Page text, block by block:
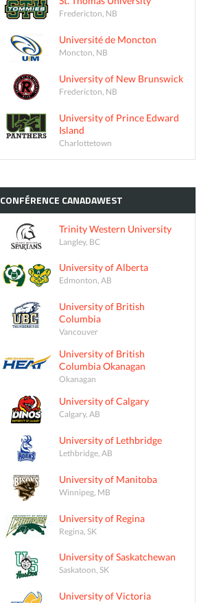
Fredericton, NB
Université de Moncton
Moncton, NB
University of New Brunswick
Fredericton, NB
University of Prince Edward
Island
Charlottetown
CONFÉRENCE CANADAWEST
Trinity Western University
Langley, BC
University of Alberta
Edmonton, AB
University of British
Columbia
Vancouver
University of British
Columbia Okanagan
Okanagan
University of Calgary
Calgary, AB
University of Lethbridge
Lethbridge, AB
University of Manitoba
Winnipeg, MB
University of Regina
Regina, SK
University of Saskatchewan
Saskatoon, SK
University of Victoria